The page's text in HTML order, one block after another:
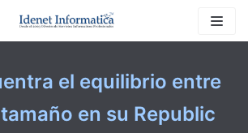
el equilibrio entre
en su Republic